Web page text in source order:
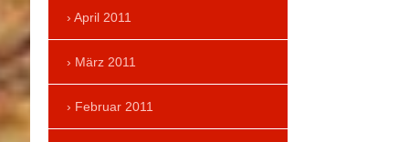
April 2011
März 2011
Februar 2011